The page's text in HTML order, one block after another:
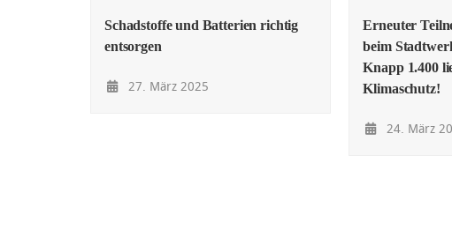
Schadstoffe und Batterien richtig
entsorgen
27. März 2025
Erneuter
beim
Knapp 1.400
Klimaschutz!
24. März